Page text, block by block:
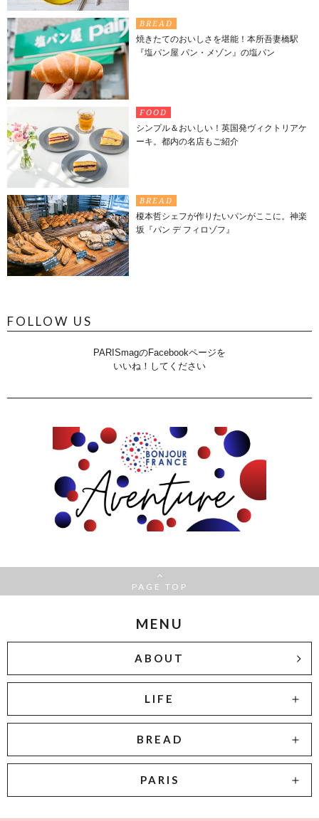
BREAD
焼きたてのおいしさを堪能！本所吾妻橋駅
『塩パン屋 パン・メゾン』の塩パン
FOOD
シンプル＆おいしい！英国発ヴィクトリアケ
ーキ。都内の名店もご紹介
BREAD
榎本哲シェフが作りたいパンがここに。神楽
坂『パン デ フィロゾフ』
FOLLOW US
PARISmagのFacebookページを
いいね！してください
PAGE TOP
MENU
ABOUT
LIFE
BREAD
PARIS